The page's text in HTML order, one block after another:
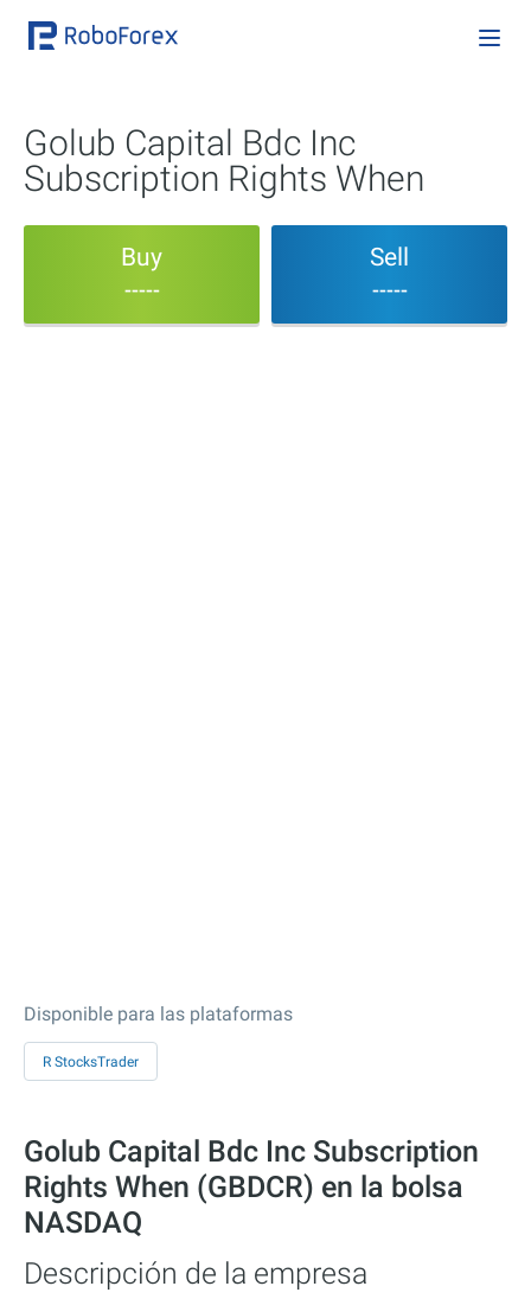
Golub Capital Bdc Inc
Subscription Rights When
Buy
-----
Sell
-----
Disponible para las plataformas
R StocksTrader
Golub Capital Bdc Inc Subscription
Rights When (GBDCR) en la bolsa
NASDAQ
Descripción de la empresa